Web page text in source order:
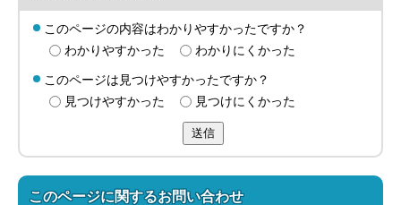
このページの内容はわかりやすかったですか？
わかりやすかった
わかりにくかった
このページは見つけやすかったですか？
見つけやすかった
見つけにくかった
送信
このページに関するお問い合わせ